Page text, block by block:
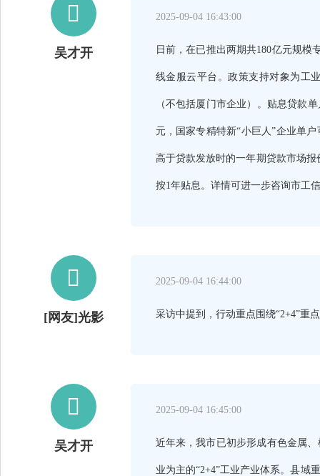

吴才开
2025-09-04 16:43:00
日前，在已推出两期共180亿元规模
线金服云平台。政策支持对象为工
（不包括厦门市企业）。贴息贷款
元，国家专精特新“小巨人”企业单
高于贷款发放时的一年期贷款市场
按1年贴息。详情可进一步咨询市工

[网友]光影
2025-09-04 16:44:00
采访中提到，行动重点围绕“2+4”重

吴才开
2025-09-04 16:45:00
近年来，我市已初步形成有色金属
业为主的“2+4”工业产业体系。县域